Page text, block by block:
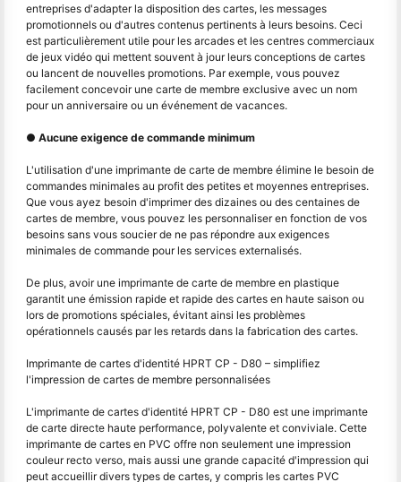
entreprises d'adapter la disposition des cartes, les messages
promotionnels ou d'autres contenus pertinents à leurs besoins. Ceci
est particulièrement utile pour les arcades et les centres commerciaux
de jeux vidéo qui mettent souvent à jour leurs conceptions de cartes
ou lancent de nouvelles promotions. Par exemple, vous pouvez
facilement concevoir une carte de membre exclusive avec un nom
pour un anniversaire ou un événement de vacances.
● Aucune exigence de commande minimum
L'utilisation d'une imprimante de carte de membre élimine le besoin de
commandes minimales au profit des petites et moyennes entreprises.
Que vous ayez besoin d'imprimer des dizaines ou des centaines de
cartes de membre, vous pouvez les personnaliser en fonction de vos
besoins sans vous soucier de ne pas répondre aux exigences
minimales de commande pour les services externalisés.
De plus, avoir une imprimante de carte de membre en plastique
garantit une émission rapide et rapide des cartes en haute saison ou
lors de promotions spéciales, évitant ainsi les problèmes
opérationnels causés par les retards dans la fabrication des cartes.
Imprimante de cartes d'identité HPRT CP - D80 – simplifiez
l'impression de cartes de membre personnalisées
L'imprimante de cartes d'identité HPRT CP - D80 est une imprimante
de carte directe haute performance, polyvalente et conviviale. Cette
imprimante de cartes en PVC offre non seulement une impression
couleur recto verso, mais aussi une grande capacité d'impression qui
peut accueillir divers types de cartes, y compris les cartes PVC